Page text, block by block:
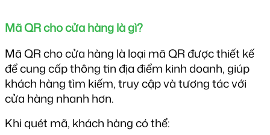
Mã QR cho cửa hàng là gì?
Mã QR cho cửa hàng là loại mã QR được thiết kế
để cung cấp thông tin địa điểm kinh doanh, giúp
khách hàng tìm kiếm, truy cập và tương tác với
cửa hàng nhanh hơn.
Khi quét mã, khách hàng có thể: